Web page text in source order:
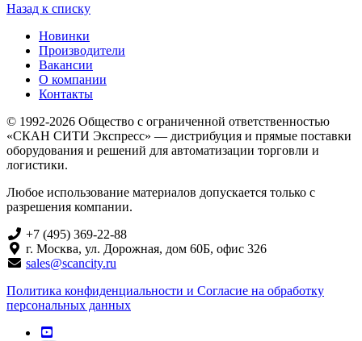
Назад к списку
Новинки
Производители
Вакансии
О компании
Контакты
© 1992-2026 Общество с ограниченной ответственностью
«СКАН СИТИ Экспресс» — дистрибуция и прямые поставки
оборудования и решений для автоматизации торговли и
логистики.
Любое использование материалов допускается только с
разрешения компании.
+7 (495) 369-22-88
г. Москва, ул. Дорожная, дом 60Б, офис 326
sales@scancity.ru
Политика конфиденциальности и Согласие на обработку
персональных данных